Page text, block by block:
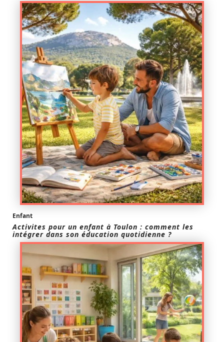
Enfant
Activites pour un enfant à Toulon : comment les
intégrer dans son éducation quotidienne ?